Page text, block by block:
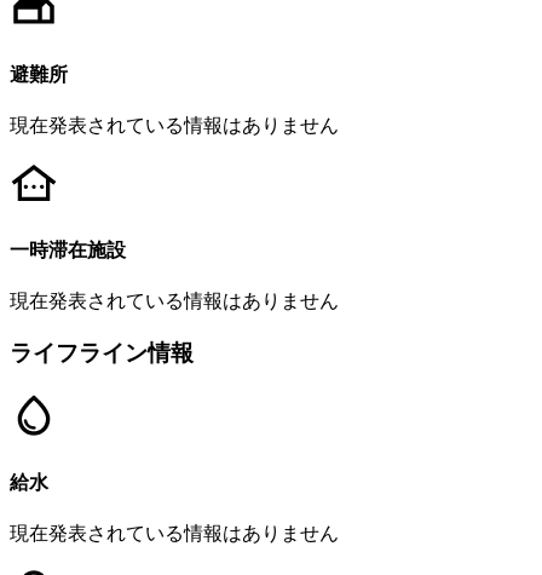
避難所
現在発表されている情報はありません
一時滞在施設
現在発表されている情報はありません
ライフライン情報
給水
現在発表されている情報はありません